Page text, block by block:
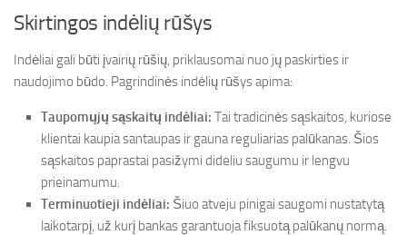
Skirtingos indėlių rūšys
Indėliai gali būti įvairių rūšių, priklausomai nuo jų paskirties ir
naudojimo būdo. Pagrindinės indėlių rūšys apima:
Taupomųjų sąskaitų indėliai: Tai tradicinės sąskaitos, kuriose
klientai kaupia santaupas ir gauna reguliarias palūkanas. Šios
sąskaitos paprastai pasižymi dideliu saugumu ir lengvu
prieinamumu.
Terminuotieji indėliai: Šiuo atveju pinigai saugomi nustatytą
laikotarpį, už kurį bankas garantuoja fiksuotą palūkanų normą.